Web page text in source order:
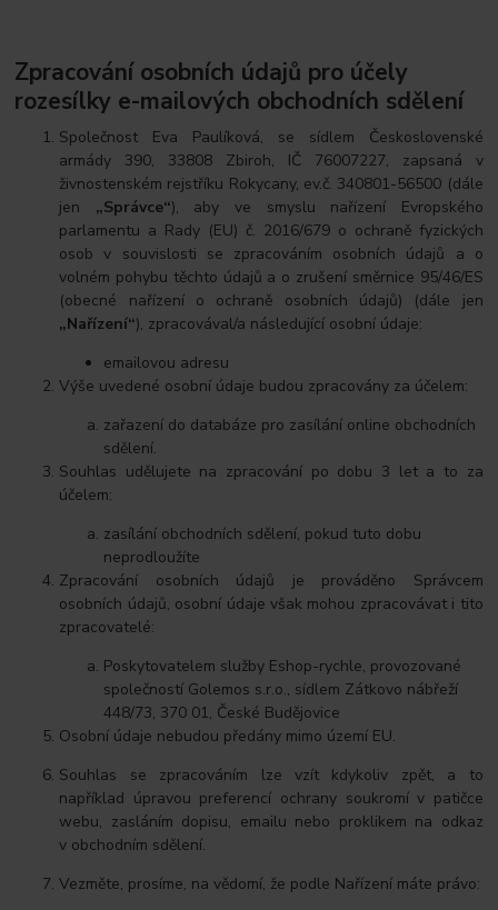
Zpracování osobních údajů pro účely
rozesílky e-mailových obchodních sdělení
Společnost Eva Paulíková, se sídlem Československé
armády 390, 33808 Zbiroh, IČ 76007227, zapsaná v
živnostenském rejstříku Rokycany, ev.č. 340801-56500 (dále
jen „Správce“), aby ve smyslu nařízení Evropského
parlamentu a Rady (EU) č. 2016/679 o ochraně fyzických
osob v souvislosti se zpracováním osobních údajů a o
volném pohybu těchto údajů a o zrušení směrnice 95/46/ES
(obecné nařízení o ochraně osobních údajů) (dále jen
„Nařízení“), zpracovával/a následující osobní údaje:
emailovou adresu
Výše uvedené osobní údaje budou zpracovány za účelem:
zařazení do databáze pro zasílání online obchodních
sdělení.
Souhlas udělujete na zpracování po dobu 3 let a to za
účelem:
zasílání obchodních sdělení, pokud tuto dobu
neprodloužíte
Zpracování osobních údajů je prováděno Správcem
osobních údajů, osobní údaje však mohou zpracovávat i tito
zpracovatelé:
Poskytovatelem služby Eshop-rychle, provozované
společností Golemos s.r.o., sídlem Zátkovo nábřeží
448/73, 370 01, České Budějovice
Osobní údaje nebudou předány mimo území EU.
Souhlas se zpracováním lze vzít kdykoliv zpět, a to
například úpravou preferencí ochrany soukromí v patičce
webu, zasláním dopisu, emailu nebo proklikem na odkaz
v obchodním sdělení.
Vezměte, prosíme, na vědomí, že podle Nařízení máte právo: